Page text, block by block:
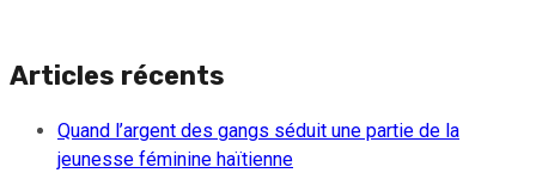
Articles récents
Quand l’argent des gangs séduit une partie de la
jeunesse féminine haïtienne